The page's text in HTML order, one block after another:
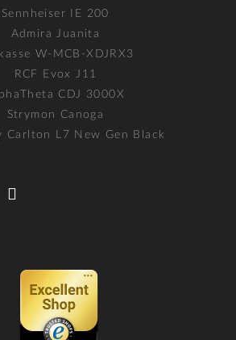
Sennheiser IE 200
Admira Juanita
W-MCB-XDJRX3
RCF Evox J11
CDJ 3000X
Strymon Canoga
Carlton L7 New Gen Black